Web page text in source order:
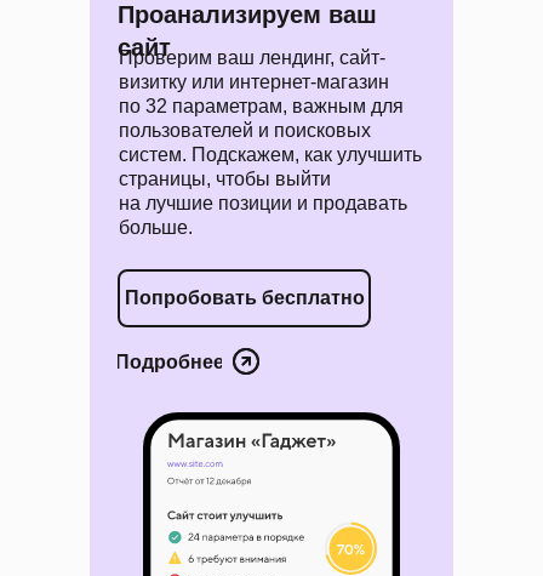
Проанализируем ваш
сайт
Проверим ваш лендинг, сайт-
визитку или интернет-магазин
по 32 параметрам, важным для
пользователей и поисковых
систем. Подскажем, как улучшить
страницы, чтобы выйти
на лучшие позиции и продавать
больше.
Попробовать бесплатно
Подробнее